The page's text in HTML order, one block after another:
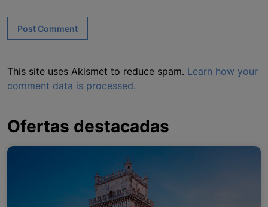
This site uses Akismet to reduce spam. Learn how your
comment data is processed.
Ofertas destacadas